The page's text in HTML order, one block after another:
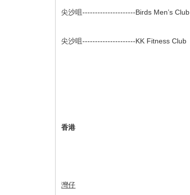
尖沙咀---------------------Birds Men’s Club
尖沙咀---------------------KK Fitness Club
香港
灣仔